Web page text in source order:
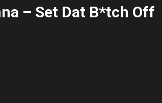
– Set Dat B*tch Off